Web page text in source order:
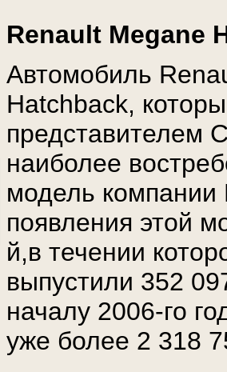
Renault Megane
Автомобиль
Hatchback,
представителем
наиболее
модель компании
появления этой
й,в течении
выпустили 352
началу 2006-го
уже более 2 318